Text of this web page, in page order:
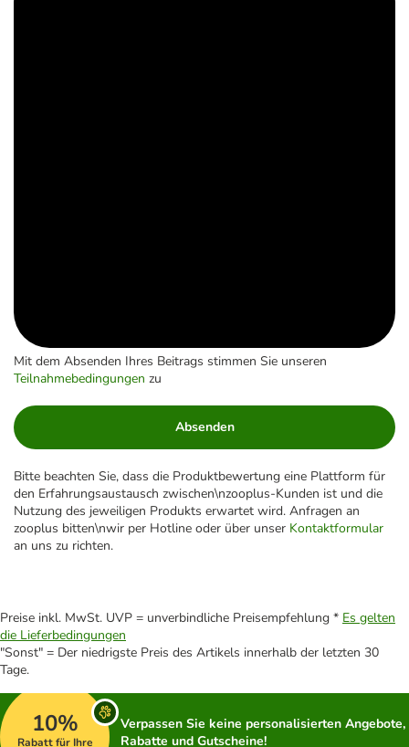
Mit dem Absenden Ihres Beitrags stimmen Sie unseren
Teilnahmebedingungen zu
Absenden
Bitte beachten Sie, dass die Produktbewertung eine Plattform für
den Erfahrungsaustausch zwischen\nzooplus-Kunden ist und die
Nutzung des jeweiligen Produkts erwartet wird. Anfragen an
zooplus bitten\nwir per Hotline oder über unser Kontaktformular
an uns zu richten.
Preise inkl. MwSt. UVP = unverbindliche Preisempfehlung * Es gelten
die Lieferbedingungen
"Sonst" = Der niedrigste Preis des Artikels innerhalb der letzten 30
Tage.
10%
Rabatt für Ihre
Verpassen Sie keine personalisierten Angebote,
Rabatte und Gutscheine!